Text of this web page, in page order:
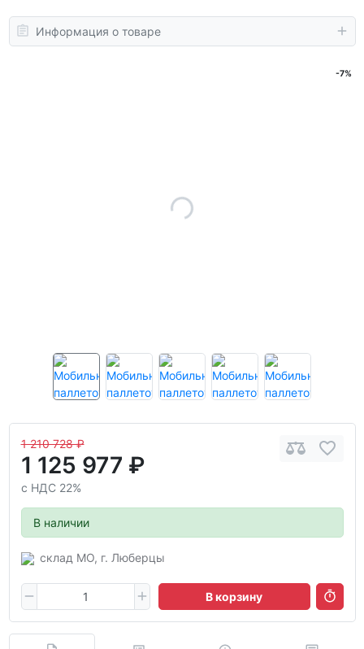
Информация о товаре
-7%
1 210 728 ₽
1 125 977 ₽
с НДС 22%
В наличии
склад МО, г. Люберцы
В корзину